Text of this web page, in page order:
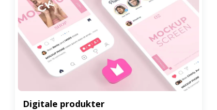
Digitale produkter